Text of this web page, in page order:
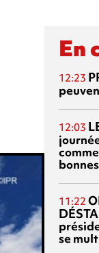
En
12:23
12:03
11:22
se